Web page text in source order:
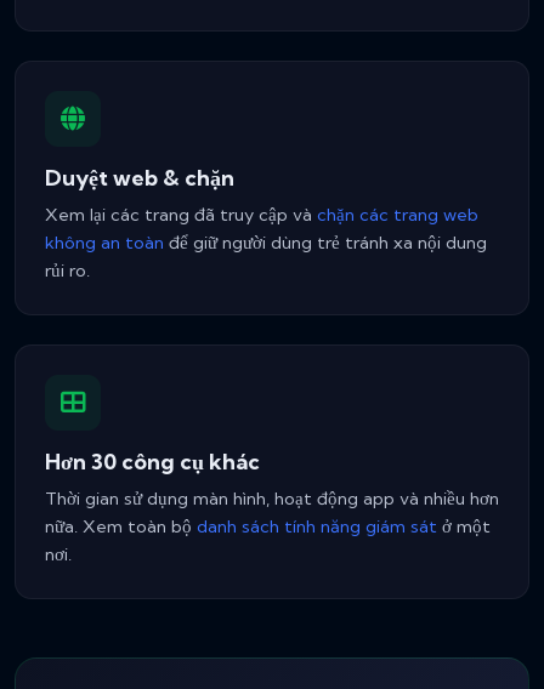
Duyệt web & chặn
Xem lại các trang đã truy cập và chặn các trang web
không an toàn để giữ người dùng trẻ tránh xa nội dung
rủi ro.
Hơn 30 công cụ khác
Thời gian sử dụng màn hình, hoạt động app và nhiều hơn
nữa. Xem toàn bộ danh sách tính năng giám sát ở một
nơi.